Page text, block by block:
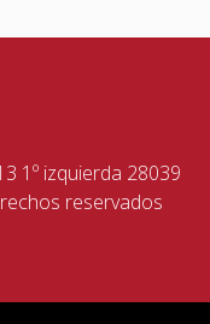
1º izquierda 28039
reservados